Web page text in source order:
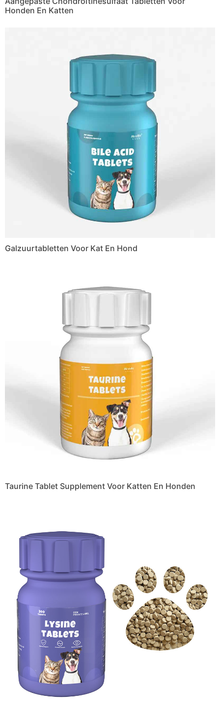
Honden En Katten
Galzuurtabletten Voor Kat En Hond
Taurine Tablet Supplement Voor Katten En Honden